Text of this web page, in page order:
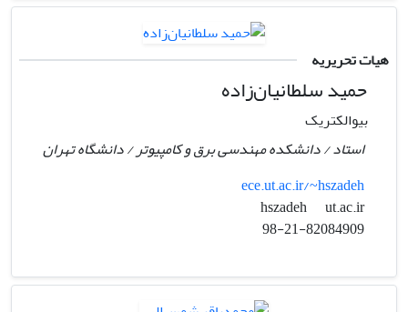
هیات تحریریه
حمید سلطانیان‌زاده
بیوالکتریک
استاد / دانشکده مهندسی برق و کامپیوتر / دانشگاه تهران
ece.ut.ac.ir/~hszadeh
hszadeh
ut.ac.ir